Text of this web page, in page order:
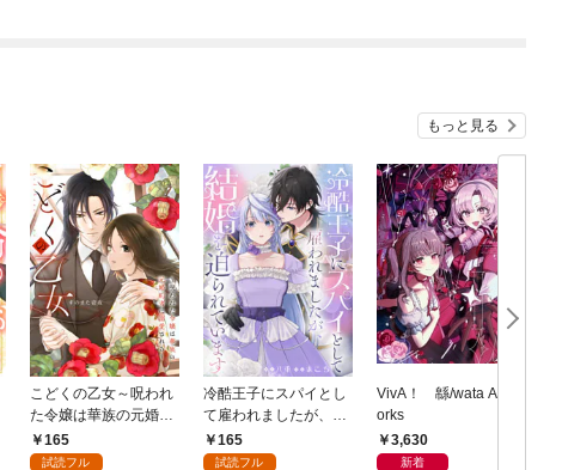
もっと見る
こどくの乙女～呪われ
た令嬢は華族の元婚約
者に溺愛される～: 1
165
試読フル
冷酷王子にスパイとし
て雇われましたが、結
婚を迫られています: 1
165
試読フル
VivA！ 緜/wata Art W
orks
3,630
新着